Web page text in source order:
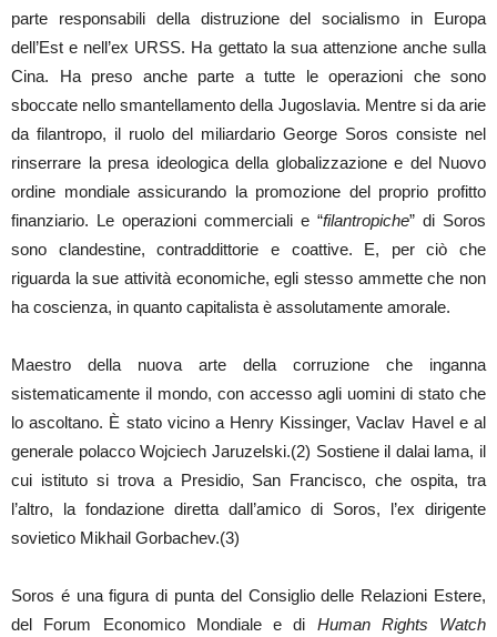
parte responsabili della distruzione del socialismo in Europa
dell’Est e nell’ex URSS. Ha gettato la sua attenzione anche sulla
Cina. Ha preso anche parte a tutte le operazioni che sono
sboccate nello smantellamento della Jugoslavia. Mentre si da arie
da filantropo, il ruolo del miliardario George Soros consiste nel
rinserrare la presa ideologica della globalizzazione e del Nuovo
ordine mondiale assicurando la promozione del proprio profitto
finanziario. Le operazioni commerciali e “filantropiche” di Soros
sono clandestine, contraddittorie e coattive. E, per ciò che
riguarda la sue attività economiche, egli stesso ammette che non
ha coscienza, in quanto capitalista è assolutamente amorale.
Maestro della nuova arte della corruzione che inganna
sistematicamente il mondo, con accesso agli uomini di stato che
lo ascoltano. È stato vicino a Henry Kissinger, Vaclav Havel e al
generale polacco Wojciech Jaruzelski.(2) Sostiene il dalai lama, il
cui istituto si trova a Presidio, San Francisco, che ospita, tra
l’altro, la fondazione diretta dall’amico di Soros, l’ex dirigente
sovietico Mikhail Gorbachev.(3)
Soros é una figura di punta del Consiglio delle Relazioni Estere,
del Forum Economico Mondiale e di Human Rights Watch